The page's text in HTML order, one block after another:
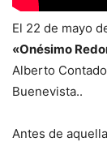
El 22 de mayo
«Onésimo
Alberto
Buenevista..
Antes de